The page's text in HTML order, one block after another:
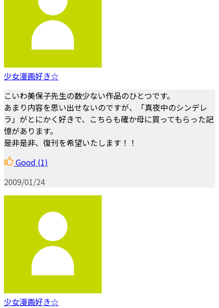
少女漫画好き☆
こいわ美保子先生の数少ない作品のひとつです。
あまり内容を思い出せないのですが、「真夜中のシンデレ
ラ」がとにかく好きで、こちらも確か母に買ってもらった記
憶があります。
是非是非、復刊を希望いたします！！
Good (1)
2009/01/24
少女漫画好き☆